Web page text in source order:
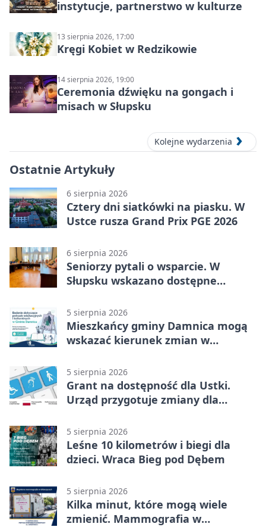
instytucje, partnerstwo w kulturze
13 sierpnia 2026, 17:00
Kręgi Kobiet w Redzikowie
14 sierpnia 2026, 19:00
Ceremonia dźwięku na gongach i
misach w Słupsku
Kolejne wydarzenia
Ostatnie Artykuły
6 sierpnia 2026
Cztery dni siatkówki na piasku. W
Ustce rusza Grand Prix PGE 2026
6 sierpnia 2026
Seniorzy pytali o wsparcie. W
Słupsku wskazano dostępne
5 sierpnia 2026
Mieszkańcy gminy Damnica mogą
wskazać kierunek zmian w
5 sierpnia 2026
Grant na dostępność dla Ustki.
Urząd przygotuje zmiany dla
5 sierpnia 2026
Leśne 10 kilometrów i biegi dla
dzieci. Wraca Bieg pod Dębem
5 sierpnia 2026
Kilka minut, które mogą wiele
zmienić. Mammografia w